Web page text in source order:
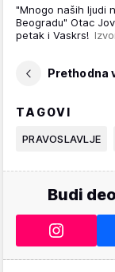
"Mnogo naših ljudi
Beogradu" Otac
petak i Vaskrs!
Prethodna
TAGOVI
PRAVOSLAVLJE
Budi